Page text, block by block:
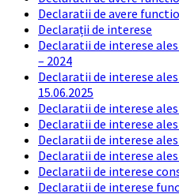
Declaratii de avere
Declarații de interese
Declaratii de interese
– 2024
Declaratii de interese
15.06.2025
Declaratii de interese
Declaratii de interese
Declaratii de interese
Declaratii de interese
Declaratii de interese
Declaratii de interese